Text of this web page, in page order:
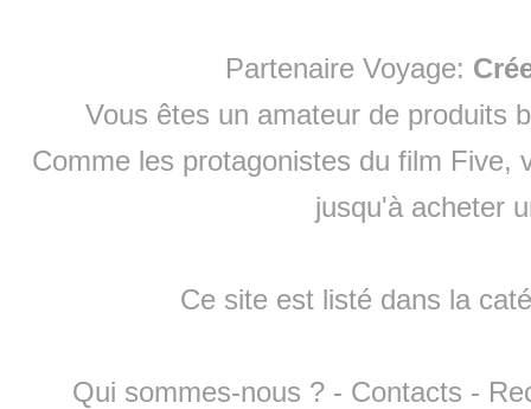
Partenaire Voyage:
Vous êtes un amateur de produits
Comme les protagonistes du film Five,
jusqu'à acheter
Ce site est listé dans la
Qui sommes-nous ? - Contacts -